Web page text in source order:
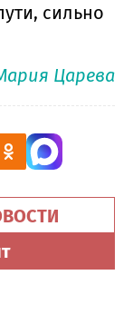
сильно
Царева